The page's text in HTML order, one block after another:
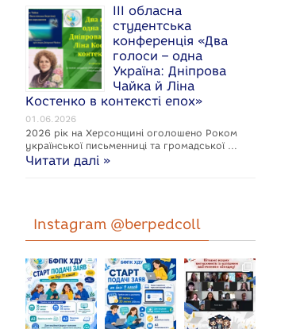
ІІІ обласна
студентська
конференція «Два
голоси – одна
Україна: Дніпрова
Чайка й Ліна
Костенко в контексті епох»
01.06.2026
2026 рік на Херсонщині оголошено Роком
укpaїнcької письменниці та громадської …
Читати далі »
Instagram @berpedcoll